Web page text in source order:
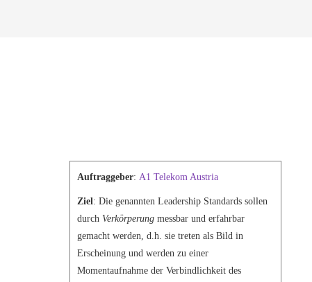
Auftraggeber: A1 Telekom Austria
Ziel: Die genannten Leadership Standards sollen
durch Verkörperung messbar und erfahrbar
gemacht werden, d.h. sie treten als Bild in
Erscheinung und werden zu einer
Momentaufnahme der Verbindlichkeit des